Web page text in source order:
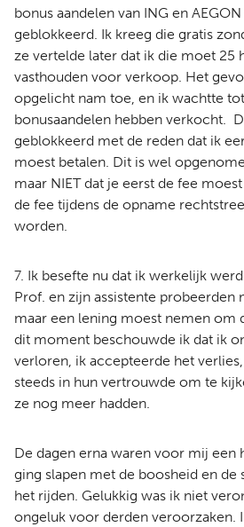
bonus aandelen van ING en
geblokkeerd. Ik kreeg die gratis
ze vertelde later dat ik die moet 25
vasthouden voor verkoop. Het
opgelicht nam toe, en ik wachtte
bonusaandelen hebben verkocht.
geblokkeerd met de reden dat ik
moest betalen. Dit is wel
maar NIET dat je eerst de fee
de fee tijdens de opname
worden.
7. Ik besefte nu dat ik werkelijk
Prof. en zijn assistente probeerden
maar een lening moest nemen om
dit moment beschouwde ik dat ik
verloren, ik accepteerde het
steeds in hun vertrouwde om te
ze nog meer hadden.
De dagen erna waren voor mij een
ging slapen met de boosheid en de
het rijden. Gelukkig was ik niet
ongeluk voor derden veroorzaken.